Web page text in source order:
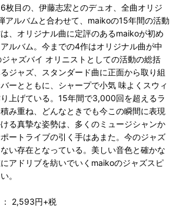
枚目の、伊藤志宏とのデュオ、全曲オリジ
アルバムと合わせて、maikoの15年間の活動
、オリジナル曲に定評のあるmaikoが初め
ルバム。今までの4作はオリジナル曲が中
ャズバイ オリニストとしての活動の総括
ジャズ、スタンダード曲に正面から取り組
ーとともに、シャープで小気 味よくスウィ
上げている。15年間で3,000回を超えるラ
み重ね、どんなときでも今この瞬間に表現
る真摯な姿勢は、多くのミュージシャンか
ートライブの引く手はあまた。今のジャズ
い存在となっている。美しい音色と確かな
アドリブを紡いでいくmaikoのジャズスピ
。
2,593円+税